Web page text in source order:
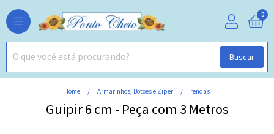
Buscar
0
Home Armarinhos, Botões e Ziper rendas
Guipir 6 cm - Peça com 3 Metros